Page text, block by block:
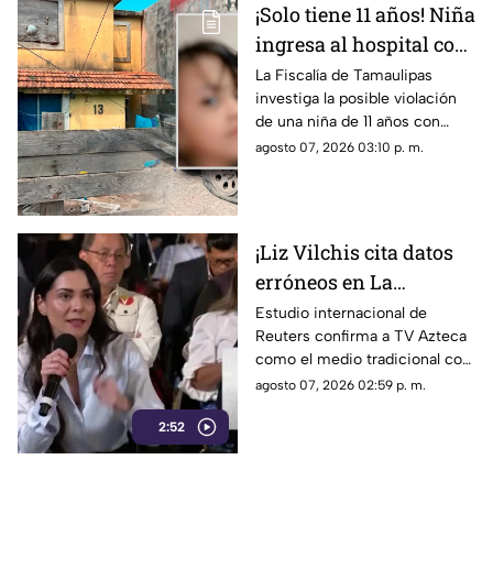
¡Solo tiene 11 años! Niña
ingresa al hospital con
más de 5 meses de
embarazo: autoridades
investigan familiares
La Fiscalía de Tamaulipas
investiga la posible violación
de una niña de 11 años con
cinco meses de embarazo en
agosto 07, 2026 03:10 p. m.
2:52
¡Liz Vilchis cita datos
erróneos en La
Mañanera: Estudio de
Reuters confirma
liderazgo de TV Azteca
en alcance y
Estudio internacional de
Reuters confirma a TV Azteca
como el medio tradicional con
mayor alcance y credibilidad
agosto 07, 2026 02:59 p. m.